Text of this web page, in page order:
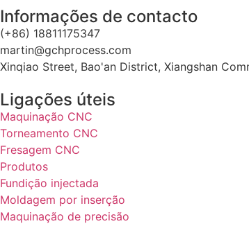
Informações de contacto
(+86) 18811175347
martin@gchprocess.com
Xinqiao Street, Bao'an District, Xiangshan
Ligações úteis
Maquinação CNC
Torneamento CNC
Fresagem CNC
Produtos
Fundição injectada
Moldagem por inserção
Maquinação de precisão